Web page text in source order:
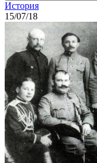
История
15/07/18